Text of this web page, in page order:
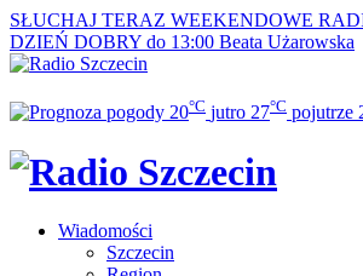
SŁUCHAJ TERAZ WEEKENDOWE
DZIEŃ DOBRY do 13:00 Beata Użarowska
20°C jutro 27°C pojutrze
Wiadomości
Szczecin